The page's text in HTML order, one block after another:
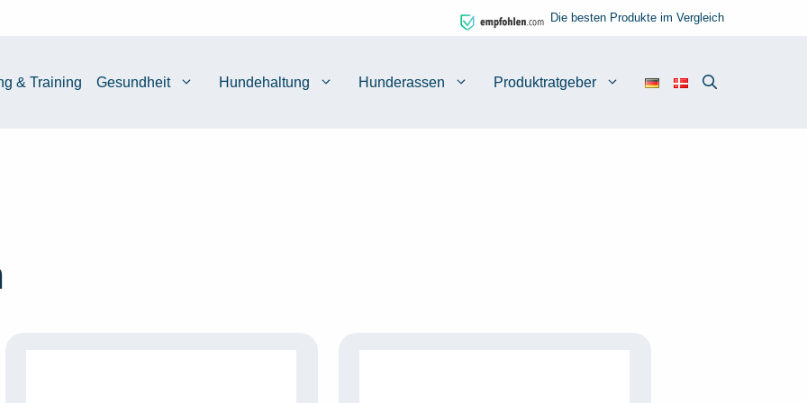
Die besten Produkte im Vergleich
& Training Gesundheit Hundehaltung Hunderassen Produktratgeber